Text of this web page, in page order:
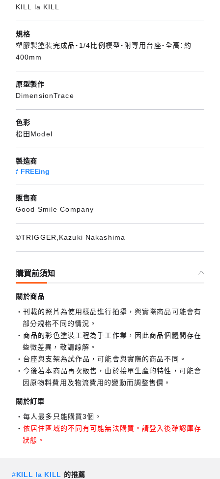
KILL la KILL
規格
塑膠製塗裝完成品・1/4比例模型・附專用台座・全高：約
400mm
原型製作
DimensionTrace
色彩
松田Model
製造商
FREEing
販售商
Good Smile Company
©TRIGGER,Kazuki Nakashima
購買前須知
關於商品
刊載的照片為使用樣品進行拍攝，與實際商品可能會有
部分規格不同的情況。
商品的彩色塗裝工程為手工作業，因此商品個體間存在
些微差異，敬請諒解。
台座與支架為試作品，可能會與實際的商品不同。
今後若本商品再次販售，由於接單生產的特性，可能會
因原物料費用及物流費用的變動而調整售價。
關於訂單
每人最多只能購買3個。
依居住區域的不同有可能無法購買。請登入後確認庫存
狀態。
#KILL la KILL 的推薦